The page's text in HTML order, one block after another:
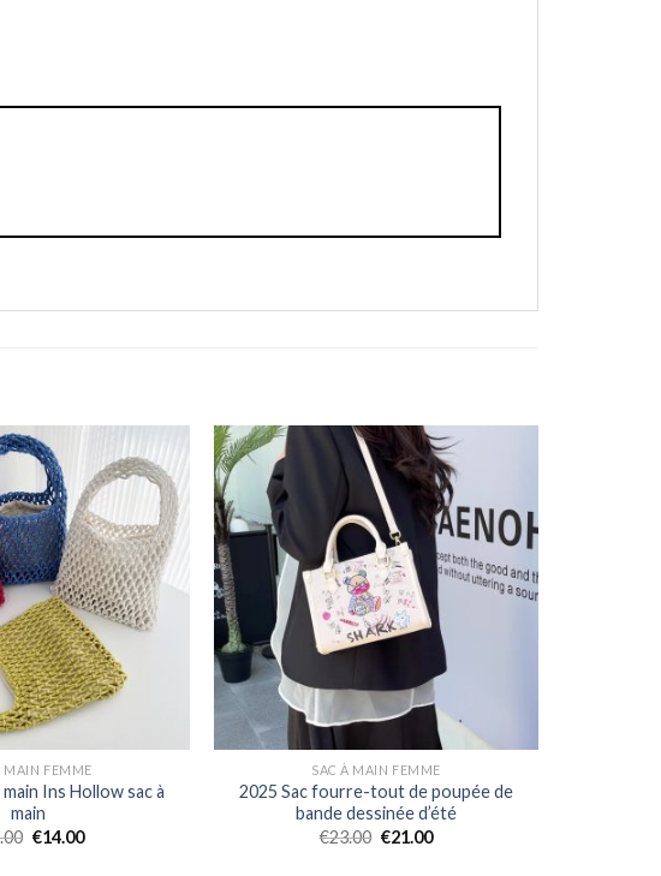
MAIN FEMME
Ins Hollow sac à
main
€14.00
SAC À MAIN FEMME
2025 Sac fourre-tout de poupée de
bande dessinée d’été
€23.00 €21.00